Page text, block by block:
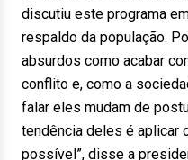
discutiu este programa
respaldo da população.
absurdos como acabar
conflito e, como a
falar eles mudam de
tendência deles é aplicar
possível”, disse a